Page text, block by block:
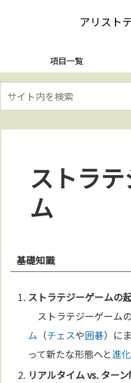
アリスト
項目一覧
ストラ
ム
基礎知識
ストラテジーゲームの
ストラテジーゲーム
ム （チェスや囲碁）に
って新たな形態へと進化
リアルタイム vs. ター